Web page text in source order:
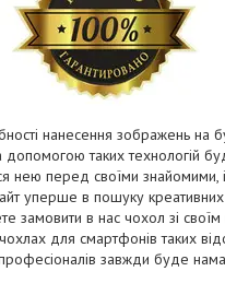
нанесення зображень на
допомогою таких технологій
нею перед своїми
уперше в пошуку креативних
замовити в нас чохол зі
для смартфонів таких
завжди буде